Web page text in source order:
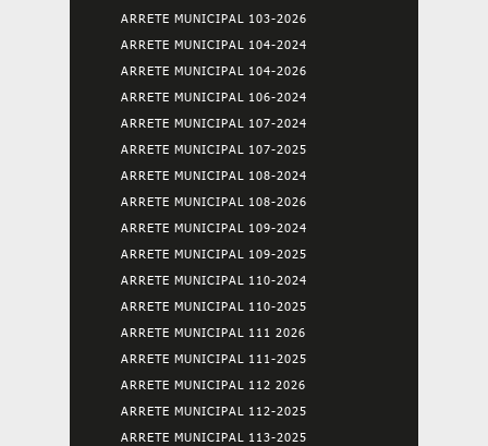
ARRETE MUNICIPAL 103-2026
ARRETE MUNICIPAL 104-2024
ARRETE MUNICIPAL 104-2026
ARRETE MUNICIPAL 106-2024
ARRETE MUNICIPAL 107-2024
ARRETE MUNICIPAL 107-2025
ARRETE MUNICIPAL 108-2024
ARRETE MUNICIPAL 108-2026
ARRETE MUNICIPAL 109-2024
ARRETE MUNICIPAL 109-2025
ARRETE MUNICIPAL 110-2024
ARRETE MUNICIPAL 110-2025
ARRETE MUNICIPAL 111 2026
ARRETE MUNICIPAL 111-2025
ARRETE MUNICIPAL 112 2026
ARRETE MUNICIPAL 112-2025
ARRETE MUNICIPAL 113-2025